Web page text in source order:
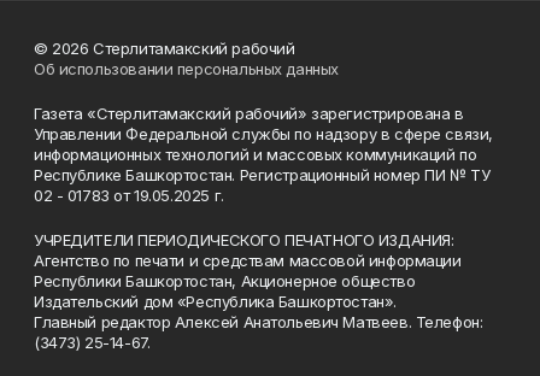
© 2026 Стерлитамакский рабочий
Об использовании персональных данных
Газета «Стерлитамакский рабочий» зарегистрирована в
Управлении Федеральной службы по надзору в сфере связи,
информационных технологий и массовых коммуникаций по
Республике Башкортостан. Регистрационный номер ПИ № ТУ
02 - 01783 от 19.05.2025 г.
УЧРЕДИТЕЛИ ПЕРИОДИЧЕСКОГО ПЕЧАТНОГО ИЗДАНИЯ:
Агентство по печати и средствам массовой информации
Республики Башкортостан, Акционерное общество
Издательский дом «Республика Башкортостан».
Главный редактор Алексей Анатольевич Матвеев. Телефон:
(3473) 25-14-67.